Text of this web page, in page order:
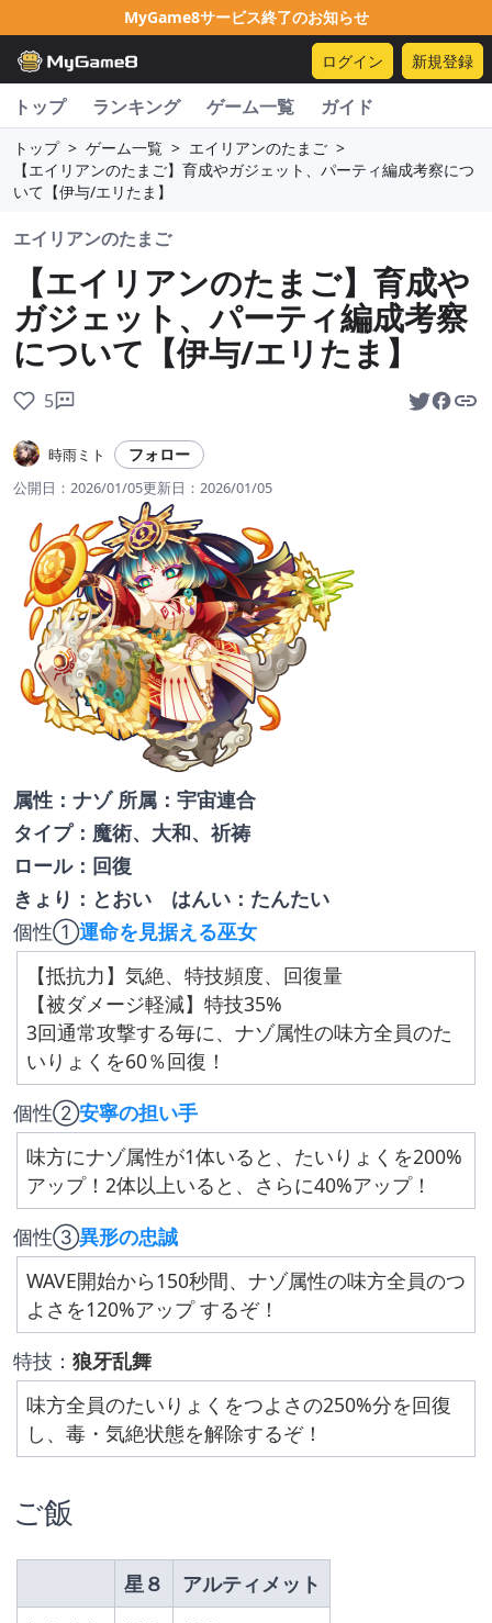
MyGame8サービス終了のお知らせ
ログイン 新規登録
トップ ランキング ゲーム一覧 ガイド
トップ > ゲーム一覧 > エイリアンのたまご >
【エイリアンのたまご】育成やガジェット、パーティ編成考察につ
いて【伊与/エリたま】
エイリアンのたまご
【エイリアンのたまご】育成や
ガジェット、パーティ編成考察
について【伊与/エリたま】
5
時雨ミト フォロー
公開日： 2026/01/05更新日： 2026/01/05
属性：ナゾ 所属：宇宙連合
タイプ：魔術、大和、祈祷
ロール：回復
きょり：とおい　はんい：たんたい
個性①運命を見据える巫女
【抵抗力】気絶、特技頻度、回復量
【被ダメージ軽減】特技35%
3回通常攻撃する毎に、ナゾ属性の味方全員のた
いりょくを60％回復！
個性②安寧の担い手
味方にナゾ属性が1体いると、たいりょくを200%
アップ！2体以上いると、さらに40%アップ！
個性③異形の忠誠
WAVE開始から150秒間、ナゾ属性の味方全員のつ
よさを120%アップ するぞ！
特技： 狼牙乱舞
味方全員のたいりょくをつよさの250%分を回復
し、毒・気絶状態を解除するぞ！
ご飯
星８
アルティメット